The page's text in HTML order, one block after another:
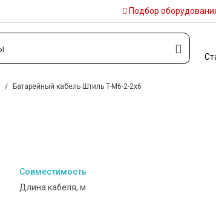
Подбор
Батарейный кабель Штиль T-M6-2-2x6
Совместимость
Длина кабеля, м